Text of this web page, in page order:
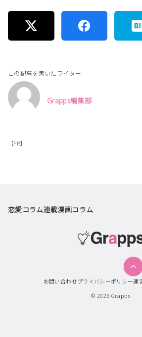
この記事を書いたライター
Grapps編集部
【PR】
恋愛コラム連載漫画コラム
お問い合わせプライバシーポリシー運
© 2026 Grapps